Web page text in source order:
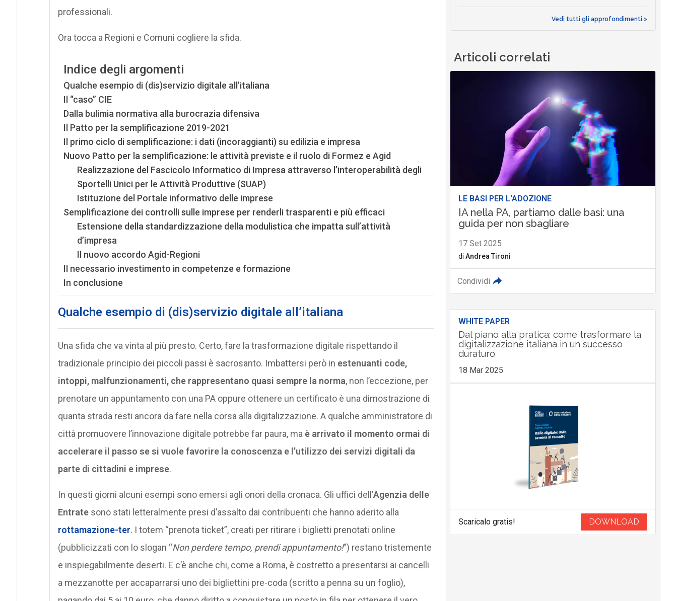
professionali.
Ora tocca a Regioni e Comuni cogliere la sfida.
Indice degli argomenti
Qualche esempio di (dis)servizio digitale all’italiana
Il “caso” CIE
Dalla bulimia normativa alla burocrazia difensiva
Il Patto per la semplificazione 2019-2021
Il primo ciclo di semplificazione: i dati (incoraggianti) su edilizia e impresa
Nuovo Patto per la semplificazione: le attività previste e il ruolo di Formez e Agid
Realizzazione del Fascicolo Informatico di Impresa attraverso l’interoperabilità degli
Sportelli Unici per le Attività Produttive (SUAP)
Istituzione del Portale informativo delle imprese
Semplificazione dei controlli sulle imprese per renderli trasparenti e più efficaci
Estensione della standardizzazione della modulistica che impatta sull’attività
d’impresa
Il nuovo accordo Agid-Regioni
Il necessario investimento in competenze e formazione
In conclusione
Qualche esempio di (dis)servizio digitale all’italiana
Una sfida che va vinta al più presto. Certo, fare la trasformazione digitale rispettando il
tradizionale principio dei piccoli passi è sacrosanto. Imbattersi però in estenuanti code,
intoppi, malfunzionamenti, che rappresentano quasi sempre la norma, non l’eccezione, per
prenotare un appuntamento con una PA oppure ottenere un certificato è una dimostrazione di
quanta strada resti ancora da fare nella corsa alla digitalizzazione. A qualche amministratore di
città promuovere l’innovazione digitale potrebbe far paura, ma è arrivato il momento ormai di
accelerare il passo se si vuole favorire la conoscenza e l’utilizzo dei servizi digitali da
parte di cittadini e imprese.
In questi giorni alcuni esempi sono emersi agli onori della cronaca. Gli uffici dell’Agenzia delle
Entratesono stati letteralmente presi d’assalto dai contribuenti che hanno aderito alla
rottamazione-ter. I totem “prenota ticket”, creati per ritirare i biglietti prenotati online
(pubblicizzati con lo slogan “Non perdere tempo, prendi appuntamento!”) restano tristemente
e inspiegabilmente deserti. E c’è anche chi, come a Roma, è costretto a presentarsi ai cancelli
a mezzanotte per accaparrarsi uno dei bigliettini pre-coda (scritto a penna su un foglio),
Vedi tutti gli approfondimenti >
Articoli correlati
LE BASI PER L'ADOZIONE
IA nella PA, partiamo dalle basi: una
guida per non sbagliare
17 Set 2025
di Andrea Tironi
Condividi
WHITE PAPER
Dal piano alla pratica: come trasformare la
digitalizzazione italiana in un successo
duraturo
18 Mar 2025
Scaricalo gratis! DOWNLOAD